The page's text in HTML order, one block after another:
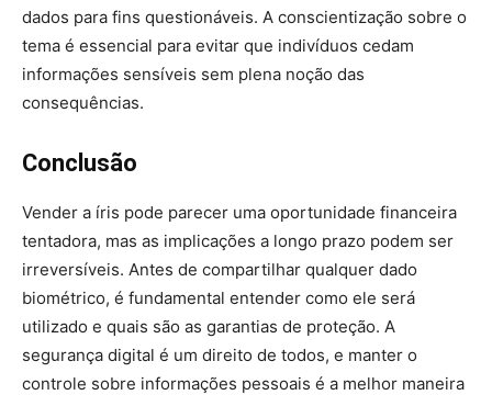
dados para fins questionáveis. A conscientização sobre o
tema é essencial para evitar que indivíduos cedam
informações sensíveis sem plena noção das
consequências.
Conclusão
Vender a íris pode parecer uma oportunidade financeira
tentadora, mas as implicações a longo prazo podem ser
irreversíveis. Antes de compartilhar qualquer dado
biométrico, é fundamental entender como ele será
utilizado e quais são as garantias de proteção. A
segurança digital é um direito de todos, e manter o
controle sobre informações pessoais é a melhor maneira